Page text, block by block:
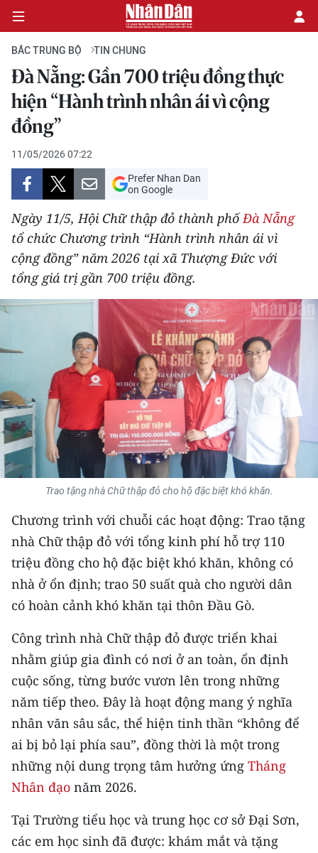
CHÍNH TRỊ
KINH TẾ
VĂN HÓA
XÃ HỘI
PHÁP LUẬT
DU LỊCH
THẾ GIỚI
GIÁO DỤC
Y TẾ
KHOA HỌC - CÔNG NGHỆ
MÔI TRƯỜNG
KIỂM CHỨNG THÔNG TIN
TRI THỨC CHUYÊN SÂU
54 DÂN TỘC VIỆT NAM
CHƯƠNG TRÌNH OCOP - MỖI XÃ
MỘT SẢN PHẨM
RADIO
MEDIA CENTER
E-Magazine
Media Chính trị
BẮC TRUNG BỘ TIN CHUNG
Đà Nẵng: Gần 700 triệu đồng thực
hiện “Hành trình nhân ái vì cộng
đồng”
11/05/2026 07:22
Prefer Nhan Dan
on Google
Ngày 11/5, Hội Chữ thập đỏ thành phốĐà Nẵng
tổ chức Chương trình “Hành trình nhân ái vì
cộng đồng” năm 2026 tại xã Thượng Đức với
tổng giá trị gần 700 triệu đồng.
Trao tặng nhà Chữ thập đỏ cho hộ đặc biệt khó khăn.
Chương trình với chuỗi các hoạt động: Trao tặng
nhà Chữ thập đỏ với tổng kinh phí hỗ trợ 110
triệu đồng cho hộ đặc biệt khó khăn, không có
nhà ở ổn định; trao 50 suất quà cho người dân
có hoàn cảnh khó khăn tại thôn Đầu Gò.
Công trình nhà Chữ thập đỏ được triển khai
nhằm giúp gia đình có nơi ở an toàn, ổn định
cuộc sống, từng bước vươn lên trong những
năm tiếp theo. Đây là hoạt động mang ý nghĩa
nhân văn sâu sắc, thể hiện tinh thần “không để
ai bị bỏ lại phía sau”, đồng thời là một trong
những nội dung trọng tâm hưởng ứng Tháng
Nhân đạo năm 2026.
Tại Trường tiểu học và trung học cơ sở Đại Sơn,
các em học sinh đã được: khám mắt và tặng